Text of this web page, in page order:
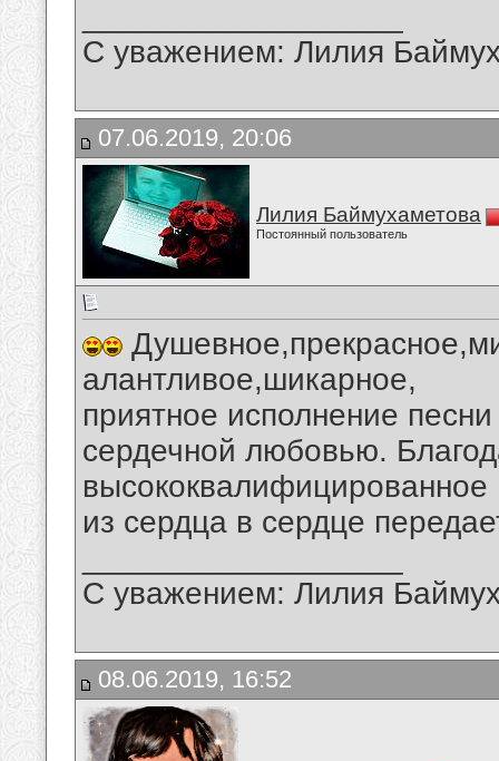
С уважением: Лилия
07.06.2019, 20:06
Лилия Баймухаметова
Постоянный пользователь
алантливое,шикарное,
приятное исполнение
сердечной любовью.
высококвалифицированное
из сердца в сердце
С уважением: Лилия
08.06.2019, 16:52